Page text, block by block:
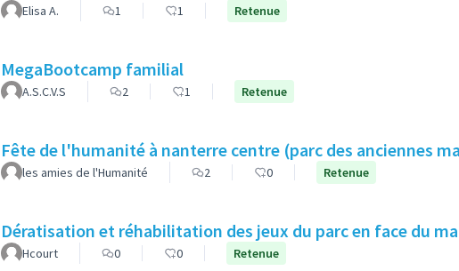
Elisa A. 1 1 Retenue
MegaBootcamp familial
A.S.C.V.S 2 1 Retenue
Fête de l'humanité à nanterre centre (parc des anciennes
les amies de l'Humanité 2 0 Retenue
Dératisation et réhabilitation des jeux du parc en face du
Hcourt 0 0 Retenue